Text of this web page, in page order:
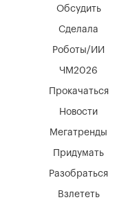
Мегатренды
Придумать
Разобраться
Взлететь
Новости
Обсудить
Сделала
Роботы/ИИ
ЧМ2026
Прокачаться